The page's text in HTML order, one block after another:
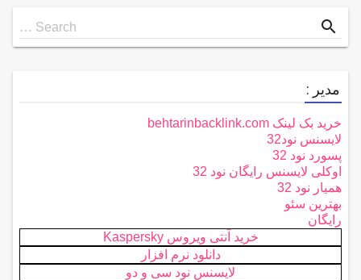
Search
for
Search … search
مدیر :
خرید بک لینک behtarinbacklink.com
لایسنس نود32
پسورد نود 32
اوکلی لایسنس رایگان نود 32
همیار نود 32
بهترین سئو
رایگان
خرید آنتی ویروس Kaspersky
دانلود نرم افزار
لایسنس نود سی و دو